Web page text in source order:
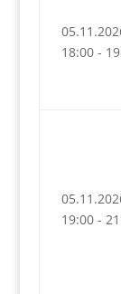
18:00 -
19:00 -